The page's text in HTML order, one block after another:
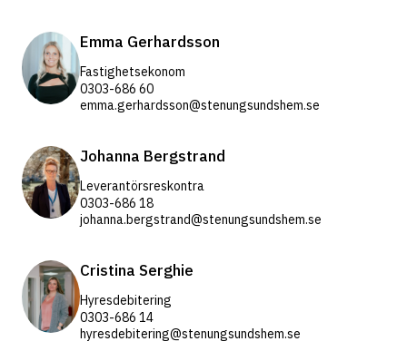
Emma Gerhardsson
Fastighetsekonom
0303-686 60
emma.gerhardsson@stenungsundshem.se
Johanna Bergstrand
Leverantörsreskontra
0303-686 18
johanna.bergstrand@stenungsundshem.se
Cristina Serghie
Hyresdebitering
0303-686 14
hyresdebitering@stenungsundshem.se